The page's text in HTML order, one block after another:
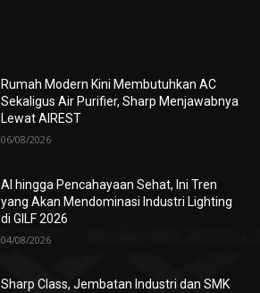
Rumah Modern Kini Membutuhkan AC
Sekaligus Air Purifier, Sharp Menjawabnya
Lewat AIREST
06/08/2026
AI hingga Pencahayaan Sehat, Ini Tren
yang Akan Mendominasi Industri Lighting
di GILF 2026
04/08/2026
Sharp Class, Jembatan Industri dan SMK